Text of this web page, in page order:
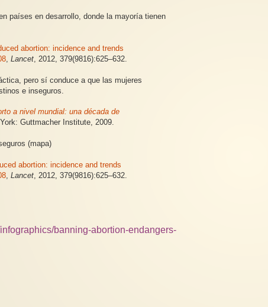
países en desarrollo, donde la mayoría tienen
abortion: incidence and trends
,Lancet , 2012, 379(9816):625–632.
pero sí conduce a que las mujeres
e inseguros.
a nivel mundial: una década de
Guttmacher Institute, 2009.
(mapa)
abortion: incidence and trends
,Lancet, 2012, 379(9816):625–632.
banning-abortion-endangers-